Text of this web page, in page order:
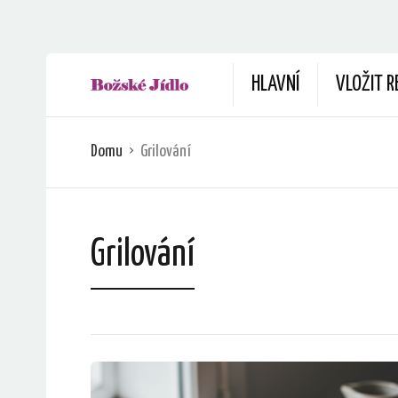
HLAVNÍ VLOŽIT
Domu Grilování
Grilování